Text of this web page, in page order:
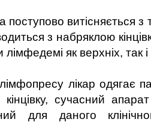
витісняється з
з набряклою
як верхніх, так і
лікар одягає
сучасний
для даного